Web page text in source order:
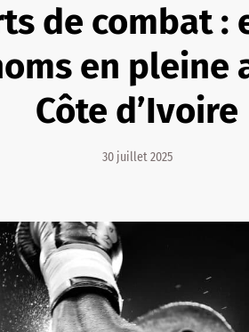
de combat :
en pleine
Côte d’Ivoire
30 juillet 2025